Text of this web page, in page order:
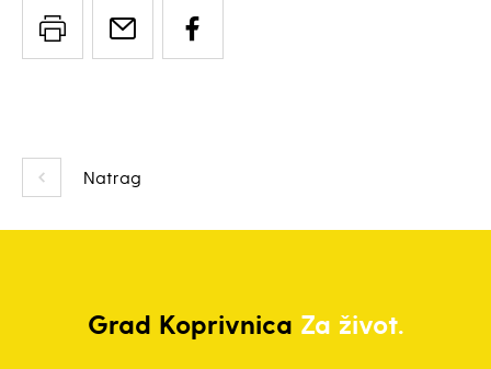
Natrag
Grad Koprivnica Za život.